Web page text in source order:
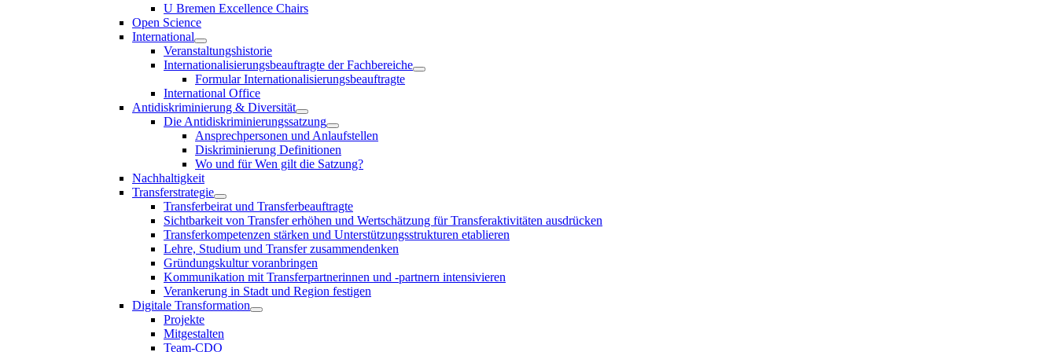
U Bremen Excellence Chairs
Open Science
International
Veranstaltungshistorie
Internationalisierungsbeauftragte der Fachbereiche
Formular Internationalisierungsbeauftragte
International Office
Antidiskriminierung & Diversität
Die Antidiskriminierungssatzung
Ansprechpersonen und Anlaufstellen
Diskriminierung Definitionen
Wo und für Wen gilt die Satzung?
Nachhaltigkeit
Transferstrategie
Transferbeirat und Transferbeauftragte
Sichtbarkeit von Transfer erhöhen und Wertschätzung für Transferaktivitäten ausdrücken
Transferkompetenzen stärken und Unterstützungsstrukturen etablieren
Lehre, Studium und Transfer zusammendenken
Gründungskultur voranbringen
Kommunikation mit Transferpartnerinnen und -partnern intensivieren
Verankerung in Stadt und Region festigen
Digitale Transformation
Projekte
Mitgestalten
Team-CDO